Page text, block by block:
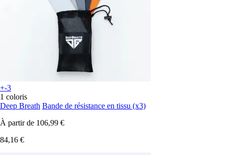
+-3
1 coloris
Deep Breath Bande de résistance en tissu (x3)
À partir de 106,99 €
84,16 €